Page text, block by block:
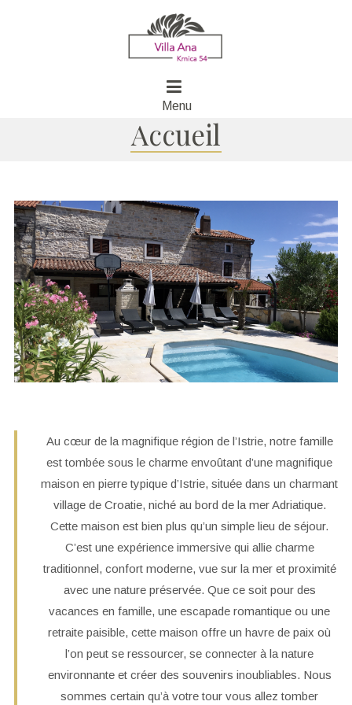
Menu
Accueil
Au cœur de la magnifique région de l’Istrie, notre famille
est tombée sous le charme envoûtant d’une magnifique
maison en pierre typique d’Istrie, située dans un charmant
village de Croatie, niché au bord de la mer Adriatique.
Cette maison est bien plus qu’un simple lieu de séjour.
C’est une expérience immersive qui allie charme
traditionnel, confort moderne, vue sur la mer et proximité
avec une nature préservée. Que ce soit pour des
vacances en famille, une escapade romantique ou une
retraite paisible, cette maison offre un havre de paix où
l’on peut se ressourcer, se connecter à la nature
environnante et créer des souvenirs inoubliables. Nous
sommes certain qu’à votre tour vous allez tomber